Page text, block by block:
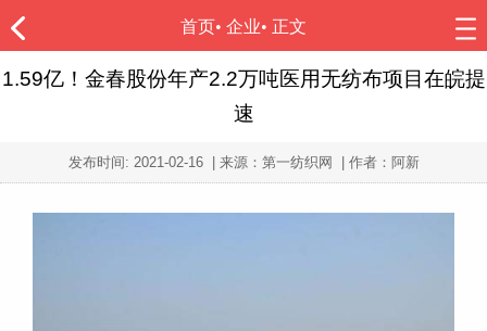
首页• 企业• 正文
1.59亿！金春股份年产2.2万吨医用无纺布项目在皖提
速
发布时间: 2021-02-16| 来源：第一纺织网 | 作者：阿新